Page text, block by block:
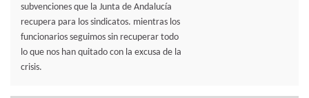
subvenciones que la Junta de Andalucía
recupera para los sindicatos. mientras los
funcionarios seguimos sin recuperar todo
lo que nos han quitado con la excusa de la
crisis.